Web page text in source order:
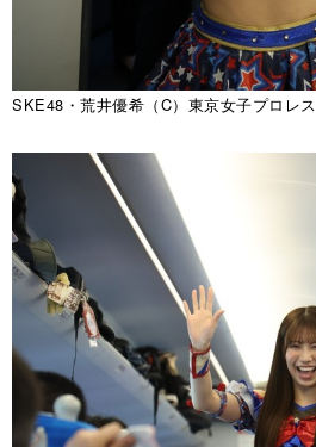
SKE48・荒井優希（C）東京女子プロレス